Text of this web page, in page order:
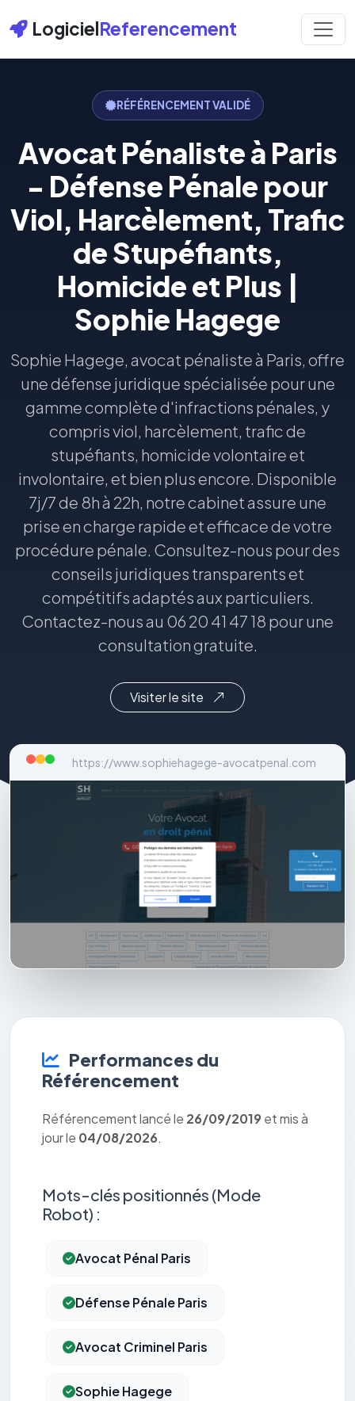
LogicielReferencement
RÉFÉRENCEMENT VALIDÉ
Avocat Pénaliste à Paris
- Défense Pénale pour
Viol, Harcèlement, Trafic
de Stupéfiants,
Homicide et Plus |
Sophie Hagege
Sophie Hagege, avocat pénaliste à Paris, offre
une défense juridique spécialisée pour une
gamme complète d'infractions pénales, y
compris viol, harcèlement, trafic de
stupéfiants, homicide volontaire et
involontaire, et bien plus encore. Disponible
7j/7 de 8h à 22h, notre cabinet assure une
prise en charge rapide et efficace de votre
procédure pénale. Consultez-nous pour des
conseils juridiques transparents et
compétitifs adaptés aux particuliers.
Contactez-nous au 06 20 41 47 18 pour une
consultation gratuite.
Visiter le site
https://www.sophiehagege-avocatpenal.com
Performances du
Référencement
Référencement lancé le 26/09/2019 et mis à
jour le 04/08/2026.
Mots-clés positionnés (Mode
Robot) :
Avocat Pénal Paris
Défense Pénale Paris
Avocat Criminel Paris
Sophie Hagege